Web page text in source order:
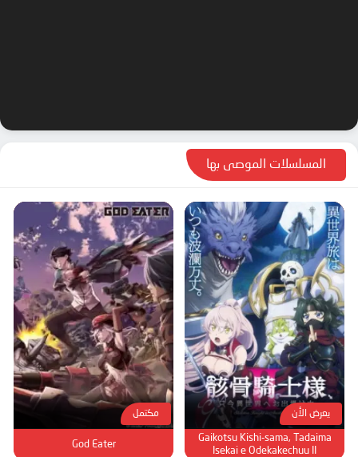
المسلسلات الموصى بها
يعرض الأن
Gaikotsu Kishi-sama, Tadaima
Isekai e Odekakechuu II
مكتمل
God Eater